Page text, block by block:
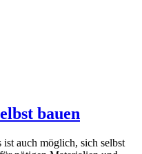
bauen
auch möglich, sich selbst